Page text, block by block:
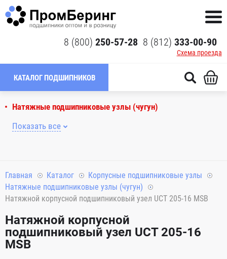
8 (800) 250-57-28 8 (812) 333-00-90
Схема проезда
КАТАЛОГ ПОДШИПНИКОВ
Натяжные подшипниковые узлы (чугун)
Показать все
Главная Каталог
Корпусные подшипниковые узлы
Натяжные подшипниковые узлы (чугун)
Натяжной корпусной подшипниковый узел UCT 205-16 MSB
Натяжной корпусной
подшипниковый узел UCT 205-16
MSB